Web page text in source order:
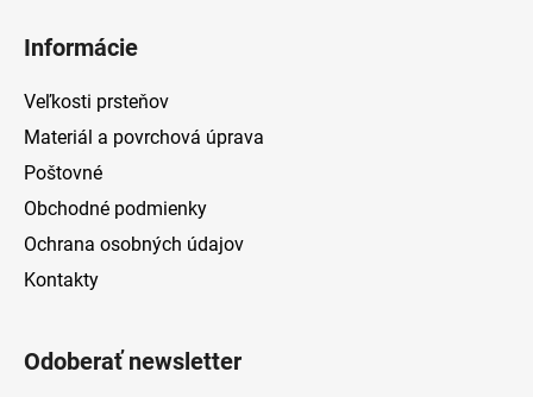
Informácie
Veľkosti prsteňov
Materiál a povrchová úprava
Poštovné
Obchodné podmienky
Ochrana osobných údajov
Kontakty
Odoberať newsletter